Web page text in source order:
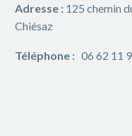
Adresse : 125 chemin
Chiésaz
Téléphone : 06 62 11